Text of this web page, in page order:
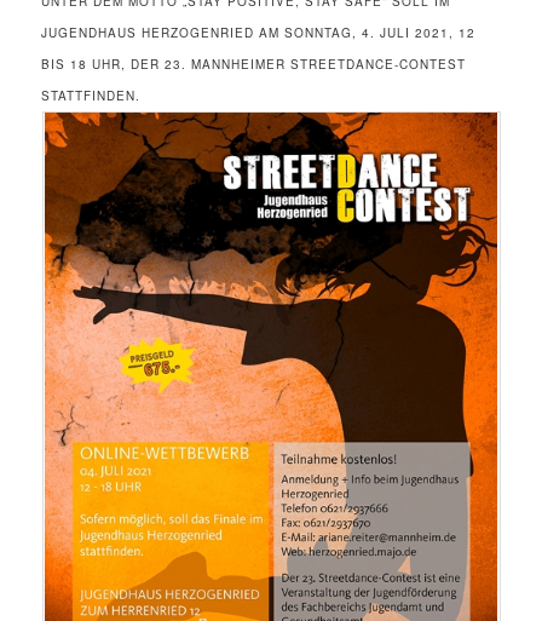
JUGENDHAUS HERZOGENRIED AM SONNTAG, 4. JULI 2021, 12
BIS 18 UHR, DER 23. MANNHEIMER STREETDANCE-CONTEST
STATTFINDEN.